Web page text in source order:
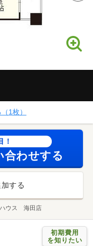
1枚）
！
合わせする
する
ハウス 海田店
初期費用
を知りたい